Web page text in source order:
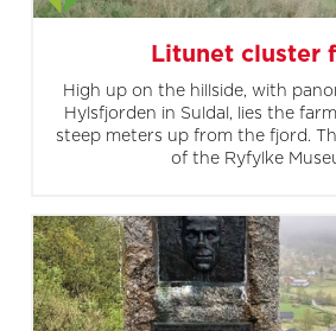
Litunet cluster
High up on the hillside, with
Hylsfjorden in Suldal, lies the
steep meters up from the fjord.
of the Ryfylke